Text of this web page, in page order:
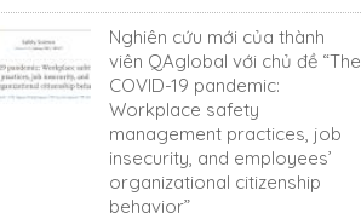
Nghiên cứu mới của thành
viên QAglobal với chủ đề “The
COVID-19 pandemic:
Workplace safety
management practices, job
insecurity, and employees’
organizational citizenship
behavior”